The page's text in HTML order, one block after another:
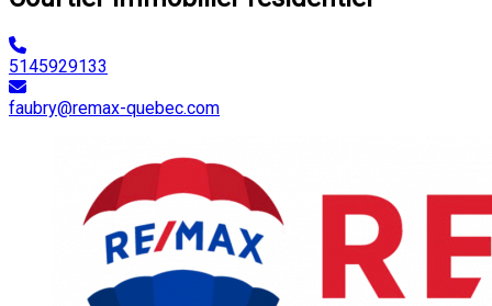
5145929133
faubry@remax-quebec.com